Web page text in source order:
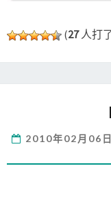
(27人打
2010年02月06日